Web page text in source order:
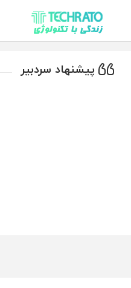
تکراتو – زندگی با تکنولوژی
پیشنهاد سردبیر